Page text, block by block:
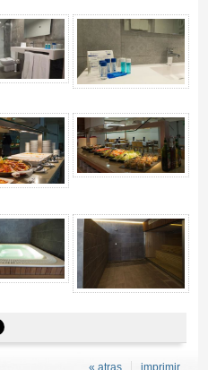
imprimir
« atras